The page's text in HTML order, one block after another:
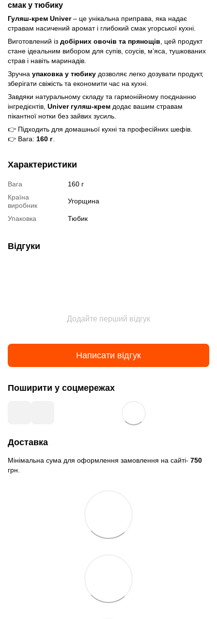
смак у тюбику
Гуляш-крем Univer– це унікальна приправа, яка надає
стравам насичений аромат і глибокий смак угорської кухні.
Виготовлений із добірних овочів та прянощів , цей продукт
стане ідеальним вибором для супів, соусів, м’яса, тушкованих
страв і навіть маринадів.
Зручна упаковка у тюбику дозволяє легко дозувати продукт,
зберігати свіжість та економити час на кухні.
Завдяки натуральному складу та гармонійному поєднанню
інгредієнтів, Univer гуляш-крем додає вашим стравам
пікантної нотки без зайвих зусиль.
👉 Підходить для домашньої кухні та професійних шефів.
👉 Вага: 160 г
Характеристики
Вага
160 г
Країна
виробник
Угорщина
Упаковка Тюбик
Відгуки
Додайте перший відгук
Написати відгук
Поширити у соцмережах
Доставка
Мінімальна сума для оформлення замовлення на сайті- 750
грн.